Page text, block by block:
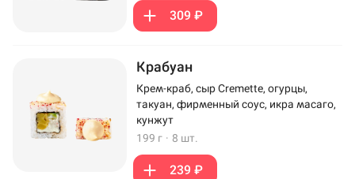
309 ₽
Крабуан
Крем-краб, сыр Cremette, огурцы,
такуан, фирменный соус, икра масаго,
кунжут
199 г · 8 шт.
239 ₽